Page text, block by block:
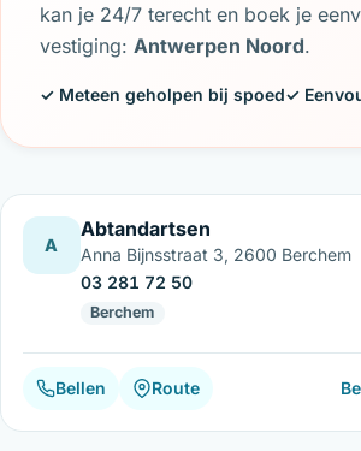
kan je 24/7 terecht en boek je
vestiging: Antwerpen Noord.
✓ Meteen geholpen bij spoed✓
A
Abtandartsen
Anna Bijnsstraat 3, 2600 Berchem
03 281 72 50
Berchem
Bellen Route